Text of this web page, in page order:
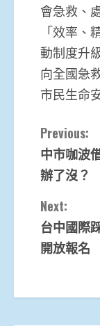
會急救、
「效率
動制度升
向全國急
市民生命
Continue
Previous:
中市咖波
辦了沒？
Next:
台中國際
開放報名